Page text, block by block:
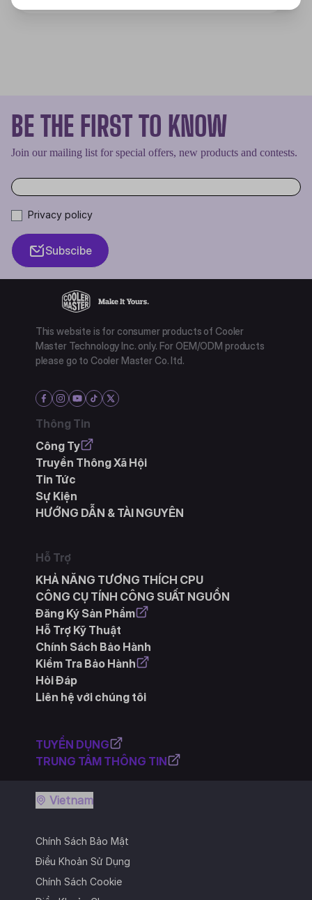
BE THE FIRST TO KNOW
Join our mailing list for special offers, new products and contests.
Privacy policy
Subscibe
This website is for consumer products of Cooler
Master Technology Inc. only. For OEM/ODM products
please go to Cooler Master Co. ltd.
Thông Tin
Công Ty
Truyền Thông Xã Hội
Tin Tức
Sự Kiện
HƯỚNG DẪN & TÀI NGUYÊN
Hỗ Trợ
KHẢ NĂNG TƯƠNG THÍCH CPU
CÔNG CỤ TÍNH CÔNG SUẤT NGUỒN
Đăng Ký Sản Phẩm
Hỗ Trợ Kỹ Thuật
Chính Sách Bảo Hành
Kiểm Tra Bảo Hành
Hỏi Đáp
Liên hệ với chúng tôi
TUYỂN DỤNG
TRUNG TÂM THÔNG TIN
Chính Sách Bảo Mật
Điều Khoản Sử Dụng
Chính Sách Cookie
Vietnam